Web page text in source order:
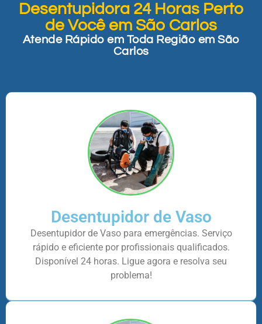
Desentupidora 24 Horas Perto
de Você em São Carlos
Atende Rápido em Toda Região em São
Carlos
Desentupidor de Vaso
Desentupidor de Vaso para emergências. Serviço
rápido e eficiente por profissionais qualificados.
Disponível 24 horas. Ligue agora e resolva seu
problema!